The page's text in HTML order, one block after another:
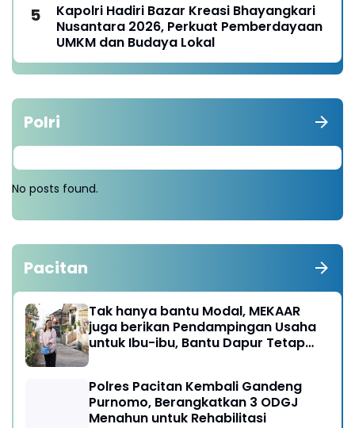
Kapolri Hadiri Bazar Kreasi Bhayangkari
Nusantara 2026, Perkuat Pemberdayaan
UMKM dan Budaya Lokal
Polri
No posts found.
Pacitan
Tak hanya bantu Modal, MEKAAR
juga berikan Pendampingan Usaha
untuk Ibu-ibu, Bantu Dapur Tetap
Polres Pacitan Kembali Gandeng
Purnomo, Berangkatkan 3 ODGJ
Menahun untuk Rehabilitasi